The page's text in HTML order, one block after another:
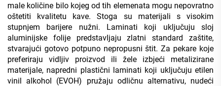
male količine bilo kojeg od tih elemenata mogu nepovratno
oštetiti kvalitetu kave. Stoga su materijali s visokim
stupnjem barijere nužni. Laminati koji uključuju sloj
aluminijske folije predstavljaju zlatni standard zaštite,
stvarajući gotovo potpuno nepropusni štit. Za pekare koje
preferiraju vidljiv proizvod ili žele izbjeći metalizirane
materijale, napredni plastični laminati koji uključuju etilen
vinil alkohol (EVOH) pružaju odličnu alternativu, nudeći